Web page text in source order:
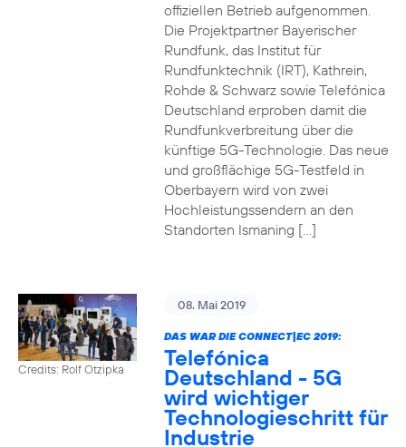
offiziellen Betrieb aufgenommen.
Die Projektpartner Bayerischer
Rundfunk, das Institut für
Rundfunktechnik (IRT), Kathrein,
Rohde & Schwarz sowie Telefónica
Deutschland erproben damit die
Rundfunkverbreitung über die
künftige 5G-Technologie. Das neue
und großflächige 5G-Testfeld in
Oberbayern wird von zwei
Hochleistungssendern an den
Standorten Ismaning […]
Credits: Rolf Otzipka
08. Mai 2019
DAS WAR DIE CONNECT|EC 2019:
Telefónica
Deutschland - 5G
wird wichtiger
Technologieschritt für
Industrie